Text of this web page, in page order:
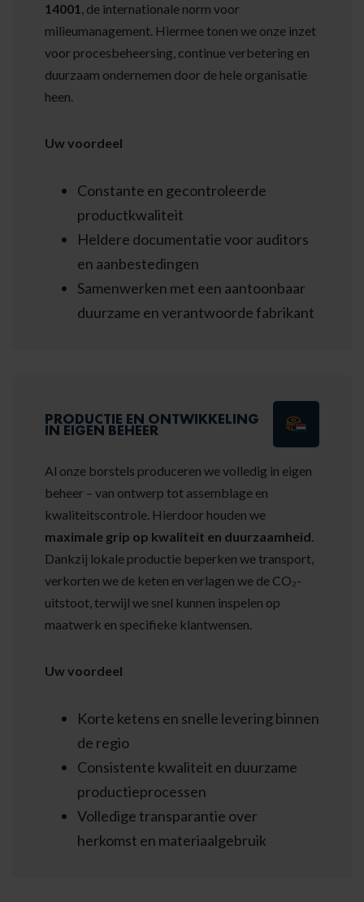
14001, de internationale norm voor
milieumanagement. Hiermee tonen we onze inzet
voor procesbeheersing, continue verbetering en
duurzaam ondernemen door de hele organisatie
heen.
Uw voordeel
Constante en gecontroleerde
productkwaliteit
Heldere documentatie voor auditors
en aanbestedingen
Samenwerken met een aantoonbaar
duurzame en verantwoorde fabrikant
PRODUCTIE EN ONTWIKKELING
IN EIGEN BEHEER
Al onze borstels produceren we volledig in eigen
beheer – van ontwerp tot assemblage en
kwaliteitscontrole. Hierdoor houden we
maximale grip op kwaliteit en duurzaamheid.
Dankzij lokale productie beperken we transport,
verkorten we de keten en verlagen we de CO₂-
uitstoot, terwijl we snel kunnen inspelen op
maatwerk en specifieke klantwensen.
Uw voordeel
Korte ketens en snelle levering binnen
de regio
Consistente kwaliteit en duurzame
productieprocessen
Volledige transparantie over
herkomst en materiaalgebruik